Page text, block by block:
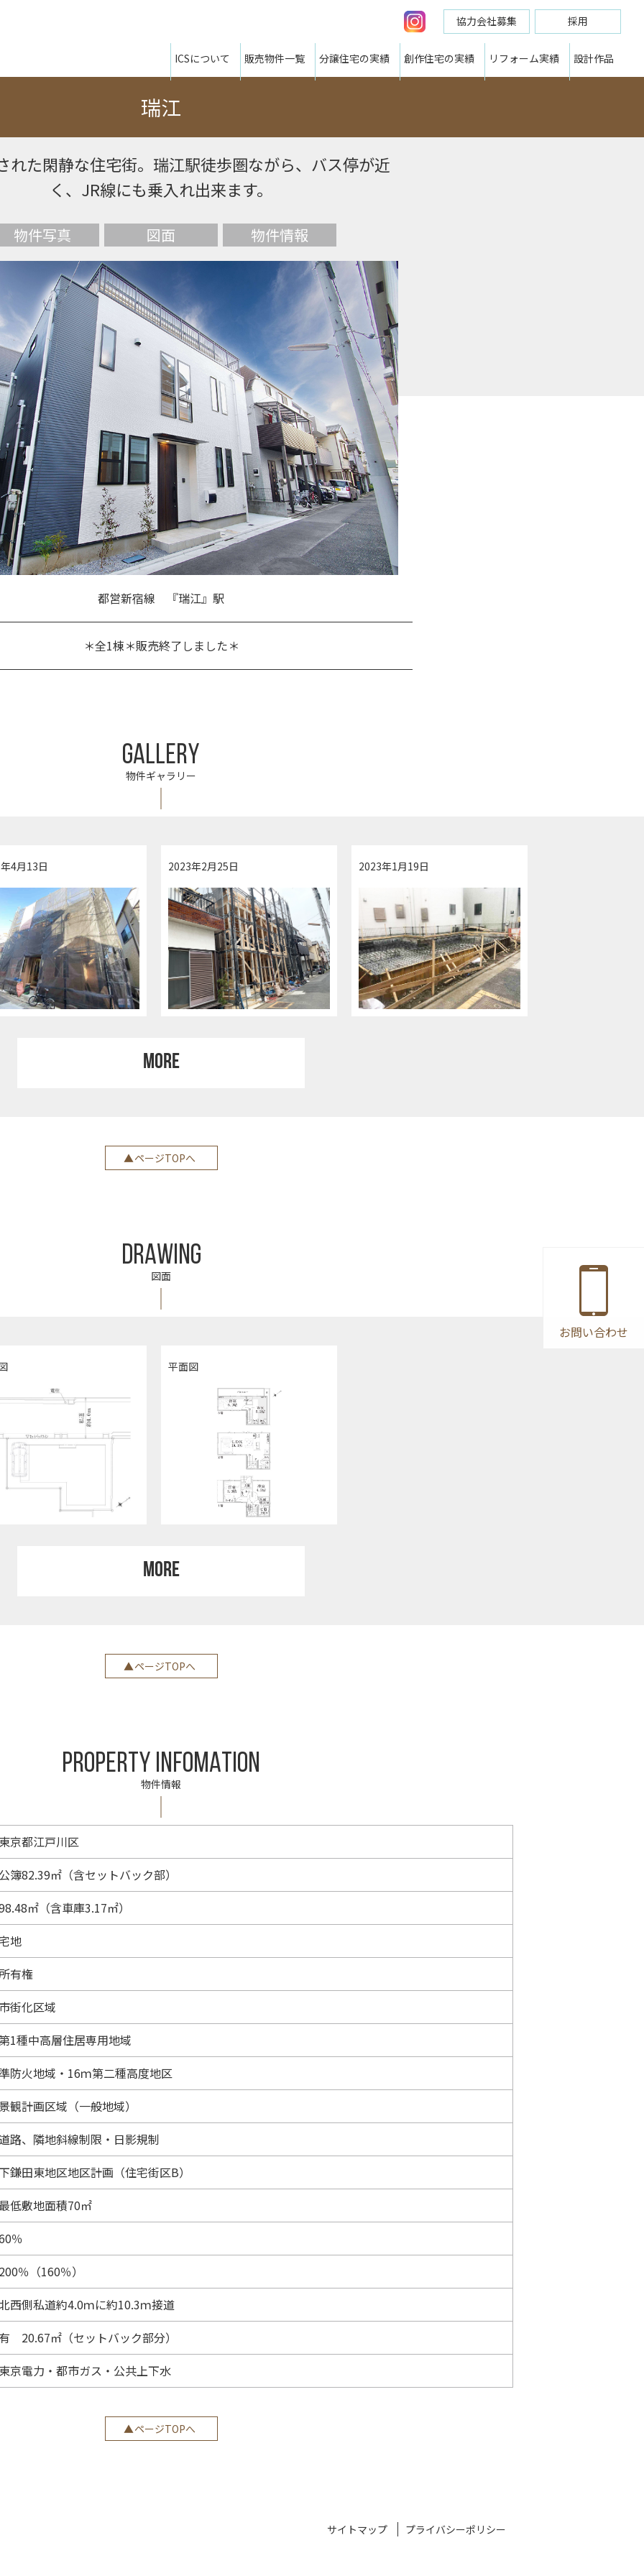
協力会社募集 採用
ICSについて 販売物件一覧 分譲住宅の実績 創作住宅の実績 リフォーム実績 設計作品
お問い合わせ
瑞江
れた閑静な住宅街。瑞江駅徒歩圏ながら、バス停が近
く、JR線にも乗入れ出来ます。
物件写真 図面 物件情報
都営新宿線 『瑞江』駅
＊全1棟＊販売終了しました＊
GALLERY
物件ギャラリー
4月13日 2023年2月25日 2023年1月19日
MORE
ページTOPへ
DRAWING
図面
平面図
MORE
ページTOPへ
PROPERTY INFOMATION
物件情報
京都江戸川区
簿82.39㎡（含セットバック部）
㎡（含車庫3.17㎡）
地
有権
街化区域
1種中高層住居専用地域
防火地域・16ｍ第二種高度地区
観計画区域（一般地域）
路、隣地斜線制限・日影規制
鎌田東地区地区計画（住宅街区B）
低敷地面積70㎡
％
％（160％）
西側私道約4.0ｍに約10.3ｍ接道
20.67㎡（セットバック部分）
京電力・都市ガス・公共上下水
ページTOPへ
サイトマップ プライバシーポリシー